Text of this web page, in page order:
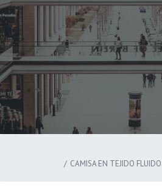
CAMISA EN TEJIDO